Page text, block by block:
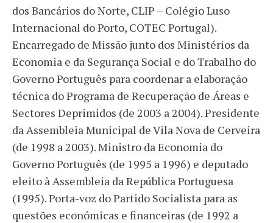
dos Bancários do Norte, CLIP – Colégio Luso
Internacional do Porto, COTEC Portugal).
Encarregado de Missão junto dos Ministérios da
Economia e da Segurança Social e do Trabalho do
Governo Português para coordenar a elaboração
técnica do Programa de Recuperação de Áreas e
Sectores Deprimidos (de 2003 a 2004). Presidente
da Assembleia Municipal de Vila Nova de Cerveira
(de 1998 a 2003). Ministro da Economia do
Governo Português (de 1995 a 1996) e deputado
eleito à Assembleia da República Portuguesa
(1995). Porta-voz do Partido Socialista para as
questões económicas e financeiras (de 1992 a